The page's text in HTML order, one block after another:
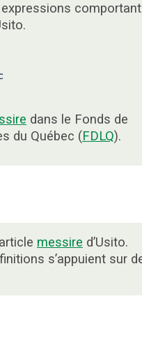
dans le Fonds de
du Québec (FDLQ).
messire d’Usito.
s’appuient sur